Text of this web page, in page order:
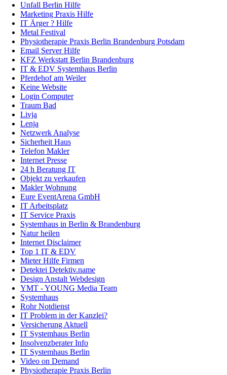
Unfall Berlin Hilfe
Marketing Praxis Hilfe
IT Ärger ? Hilfe
Metal Festival
Physiotherapie Praxis Berlin Brandenburg Potsdam
Email Server Hilfe
KFZ Werkstatt Berlin Brandenburg
IT & EDV Systemhaus Berlin
Pferdehof am Weiler
Keine Website
Login Computer
Traum Bad
Livja
Lenja
Netzwerk Analyse
Sicherheit Haus
Telefon Makler
Internet Presse
24 h Beratung IT
Objekt zu verkaufen
Makler Wohnung
Eure EventArena GmbH
IT Arbeitsplatz
IT Service Praxis
Systemhaus in Berlin & Brandenburg
Natur heilen
Internet Disclaimer
Top 1 IT & EDV
Mieter Hilfe Firmen
Detektei Detektiv.name
Design Anstalt Webdesign
YMT - YOUNG Media Team
Systemhaus
Rohr Notdienst
IT Problem in der Kanzlei?
Versicherung Aktuell
IT Systemhaus Berlin
Insolvenzberater Info
IT Systemhaus Berlin
Video on Demand
Physiotherapie Praxis Berlin